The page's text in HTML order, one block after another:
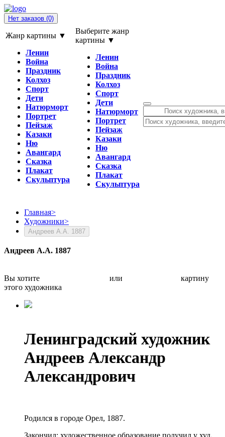
Нет заказов (0)
Жанр картины ▼
Ленин
Война
Праздник
Колхоз
Спорт
Дети
Натюрморт
Портрет
Пейзаж
Казаки
Ню
Авангард
Сказка
Плакат
Скульптура
Выберите жанр
картины ▼
Ленин
Война
Праздник
Колхоз
Спорт
Дети
Натюрморт
Портрет
Пейзаж
Казаки
Ню
Авангард
Сказка
Плакат
Скульптура
Главная>
Художники>
Андреев А.А. 1887
Андреев А.А. 1887
Вы хотите или
картину
этого художника
Ленинградский художник
Андреев Александр
Александрович
Родился в городе Орел, 1887.
Закончил: художественное образование получил у худ.